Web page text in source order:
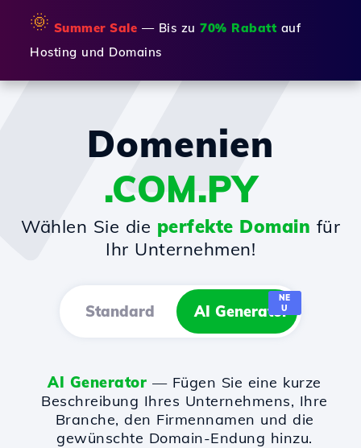
🌞 Summer Sale — Bis zu 70% Rabatt auf
Hosting und Domains
Domenien
.COM.PY
Wählen Sie die perfekte Domain für
Ihr Unternehmen!
Standard AI Generator
NE
U
AI Generator — Fügen Sie eine kurze
Beschreibung Ihres Unternehmens, Ihre
Branche, den Firmennamen und die
gewünschte Domain-Endung hinzu.